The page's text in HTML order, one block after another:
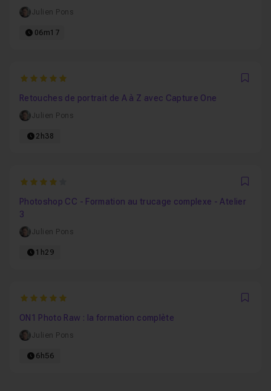
Julien Pons
06m17
5
Retouches de portrait de A à Z avec Capture One
Julien Pons
2h38
4
Photoshop CC - Formation au trucage complexe - Atelier
3
Julien Pons
1h29
5
ON1 Photo Raw : la formation complète
Julien Pons
6h56